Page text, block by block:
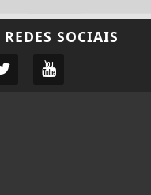
REDES SOCIAIS